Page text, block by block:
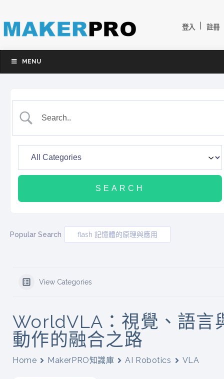
登入 註冊
MENU
Popular Search flash 記憶體的原理與應用
View Categories
WorldVLA：視覺、語言
動作的融合之路
Home MakerPRO知識庫 AI Robotics VLA